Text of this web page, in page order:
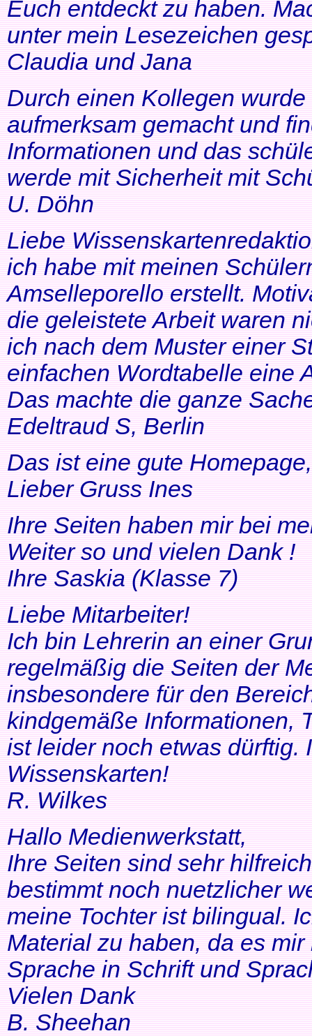
Euch entdeckt zu haben.
unter mein Lesezeichen
Claudia und Jana
Durch einen Kollegen
aufmerksam gemacht und
Informationen und das
werde mit Sicherheit mit
U. Döhn
Liebe
ich habe mit meinen
Amselleporello erstellt.
die geleistete Arbeit waren
ich nach dem Muster einer
einfachen Wordtabelle eine
Das machte die ganze
Edeltraud S, Berlin
Das ist eine gute
Lieber Gruss Ines
Ihre Seiten haben mir bei
Weiter so und vielen Dank !
Ihre Saskia (Klasse 7)
Liebe Mitarbeiter!
Ich bin Lehrerin an einer
regelmäßig die Seiten der
insbesondere für den
kindgemäße Informationen,
ist leider noch etwas dürftig.
Wissenskarten!
R. Wilkes
Hallo Medienwerkstatt,
Ihre Seiten sind sehr
bestimmt noch nuetzlicher
meine Tochter ist bilingual.
Material zu haben, da es
Sprache in Schrift und
Vielen Dank
B. Sheehan